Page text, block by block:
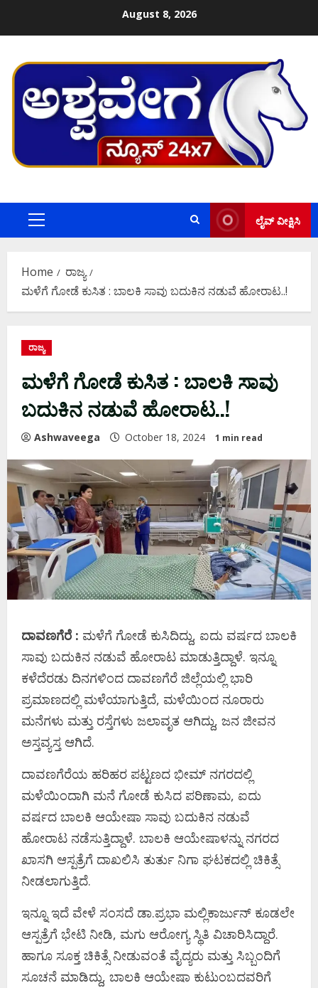
August 8, 2026
Primary
ಲೈವ್ ವೀಕ್ಷಿಸಿ
Home
ರಾಜ್ಯ
ಮಳೆಗೆ ಗೋಡೆ ಕುಸಿತ : ಬಾಲಕಿ ಸಾವು ಬದುಕಿನ ನಡುವೆ ಹೋರಾಟ..!
ರಾಜ್ಯ
ಮಳೆಗೆ ಗೋಡೆ ಕುಸಿತ : ಬಾಲಕಿ ಸಾವು
ಬದುಕಿನ ನಡುವೆ ಹೋರಾಟ..!
Ashwaveega October 18, 2024 1 min read
ದಾವಣಗೆರೆ : ಮಳೆಗೆ ಗೋಡೆ ಕುಸಿದಿದ್ದು, ಐದು ವರ್ಷದ ಬಾಲಕಿ
ಸಾವು ಬದುಕಿನ ನಡುವೆ ಹೋರಾಟ ಮಾಡುತ್ತಿದ್ದಾಳೆ. ಇನ್ನೂ
ಕಳೆದೆರಡು ದಿನಗಳಿಂದ ದಾವಣಗೆರೆ ಜಿಲ್ಲೆಯಲ್ಲಿ ಭಾರಿ
ಪ್ರಮಾಣದಲ್ಲಿ ಮಳೆಯಾಗುತ್ತಿದೆ, ಮಳೆಯಿಂದ ನೂರಾರು
ಮನೆಗಳು ಮತ್ತು ರಸ್ತೆಗಳು ಜಲಾವೃತ ಆಗಿದ್ದು, ಜನ ಜೀವನ
ಅಸ್ತವ್ಯಸ್ತ ಆಗಿದೆ.
ದಾವಣಗೆರೆಯ ಹರಿಹರ ಪಟ್ಟಣದ ಭೀಮ್ ನಗರದಲ್ಲಿ
ಮಳೆಯಿಂದಾಗಿ ಮನೆ ಗೋಡೆ ಕುಸಿದ ಪರಿಣಾಮ, ಐದು
ವರ್ಷದ ಬಾಲಕಿ ಆಯೇಷಾ ಸಾವು ಬದುಕಿನ ನಡುವೆ
ಹೋರಾಟ ನಡೆಸುತ್ತಿದ್ದಾಳೆ. ಬಾಲಕಿ ಆಯೇಷಾಳನ್ನು ನಗರದ
ಖಾಸಗಿ ಆಸ್ಪತ್ರೆಗೆ ದಾಖಲಿಸಿ ತುರ್ತು ನಿಗಾ ಘಟಕದಲ್ಲಿ ಚಿಕಿತ್ಸೆ
ನೀಡಲಾಗುತ್ತಿದೆ.
ಇನ್ನೂ ಇದೆ ವೇಳೆ ಸಂಸದೆ ಡಾ.ಪ್ರಭಾ ಮಲ್ಲಿಕಾರ್ಜುನ್ ಕೂಡಲೇ
ಆಸ್ಪತ್ರೆಗೆ ಭೇಟಿ ನೀಡಿ, ಮಗು ಆರೋಗ್ಯ ಸ್ಥಿತಿ ವಿಚಾರಿಸಿದ್ದಾರೆ.
ಹಾಗೂ ಸೂಕ್ತ ಚಿಕಿತ್ಸೆ ನೀಡುವಂತೆ ವೈದ್ಯರು ಮತ್ತು ಸಿಬ್ಬಂದಿಗೆ
ಸೂಚನೆ ಮಾಡಿದ್ದು, ಬಾಲಕಿ ಆಯೇಷಾ ಕುಟುಂಬದವರಿಗೆ